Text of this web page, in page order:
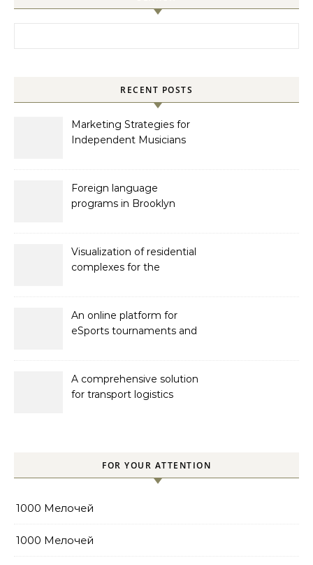
RECENT POSTS
Marketing Strategies for
Independent Musicians
Foreign language
programs in Brooklyn
Visualization of residential
complexes for the
An online platform for
eSports tournaments and
A comprehensive solution
for transport logistics
FOR YOUR ATTENTION
1000 Мелочей
1000 Мелочей